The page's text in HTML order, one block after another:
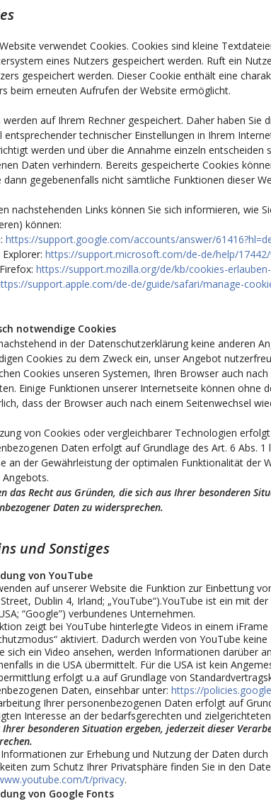
verwendet Cookies. Cookies sind kleine
eines Nutzers gespeichert werden. Ruft ein
gespeichert werden. Dieser Cookie enthält eine
beim erneuten Aufrufen der Website ermöglicht.
werden auf Ihrem Rechner gespeichert. Daher haben
entsprechender technischer Einstellungen in Ihrem
werden und über die Annahme einzeln
Daten verhindern. Bereits gespeicherte Cookies
dann gegebenenfalls nicht sämtliche Funktionen dieser
nachstehenden Links können Sie sich informieren, wie
können:
https://support.google.com/accounts/answer/
https://support.microsoft.com/de-de/help/
https://support.mozilla.org/de/kb/cookies-
support.apple.com/de-de/guide/safari/manage-
notwendige Cookies
in der Datenschutzerklärung keine anderen
Cookies zu dem Zweck ein, unser Angebot
Cookies unseren Systemen, Ihren Browser auch
Einige Funktionen unserer Internetseite können ohne
dass der Browser auch nach einem Seitenwechsel
von Cookies oder vergleichbarer Technologien
Daten erfolgt auf Grundlage des Art. 6 Abs.
an der Gewährleistung der optimalen Funktionalität der
das Recht aus Gründen, die sich aus Ihrer besonderen
Daten zu widersprechen.
und Sonstiges
von YouTube
auf unserer Website die Funktion zur Einbettung
Dublin 4, Irland; „YouTube“).YouTube ist ein mit
“Google”) verbundenes Unternehmen.
zeigt bei YouTube hinterlegte Videos in einem
aktiviert. Dadurch werden von YouTube
sich ein Video ansehen, werden Informationen darüber
in die USA übermittelt. Für die USA ist kein
erfolgt u.a auf Grundlage von
Daten, einsehbar unter: https://
Ihrer personenbezogenen Daten erfolgt auf
Interesse an der bedarfsgerechten und
Ihrer besonderen Situation ergeben, jederzeit dieser
zur Erhebung und Nutzung der Daten
zum Schutz Ihrer Privatsphäre finden Sie in den
t/privacy.
von Google Fonts